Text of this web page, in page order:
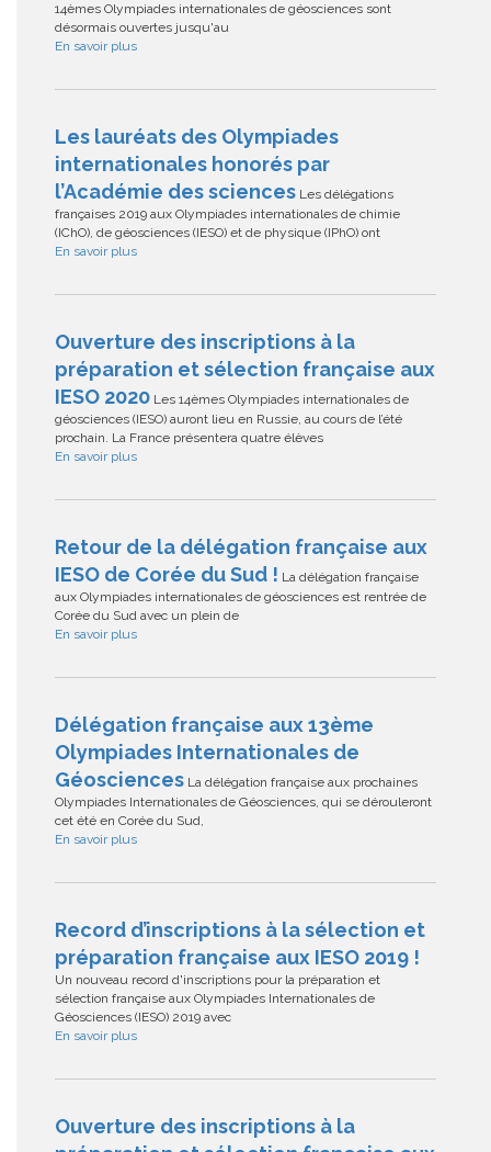
14èmes Olympiades internationales de géosciences sont
désormais ouvertes jusqu'au
En savoir plus
Les lauréats des Olympiades
internationales honorés par
l’Académie des sciences Les délégations
françaises 2019 aux Olympiades internationales de chimie
(IChO), de géosciences (IESO) et de physique (IPhO) ont
En savoir plus
Ouverture des inscriptions à la
préparation et sélection française aux
IESO 2020 Les 14èmes Olympiades internationales de
géosciences (IESO) auront lieu en Russie, au cours de l’été
prochain. La France présentera quatre élèves
En savoir plus
Retour de la délégation française aux
IESO de Corée du Sud ! La délégation française
aux Olympiades internationales de géosciences est rentrée de
Corée du Sud avec un plein de
En savoir plus
Délégation française aux 13ème
Olympiades Internationales de
Géosciences La délégation française aux prochaines
Olympiades Internationales de Géosciences, qui se dérouleront
cet été en Corée du Sud,
En savoir plus
Record d’inscriptions à la sélection et
préparation française aux IESO 2019 !
Un nouveau record d'inscriptions pour la préparation et
sélection française aux Olympiades Internationales de
Géosciences (IESO) 2019 avec
En savoir plus
Ouverture des inscriptions à la